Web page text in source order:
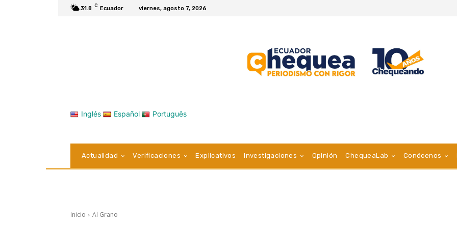
31.8 C Ecuador viernes, agosto 7, 2026
Inglés Español Português
Actualidad Verificaciones Explicativos Investigaciones Opinión ChequeaLab Conócenos
Inicio Al Grano